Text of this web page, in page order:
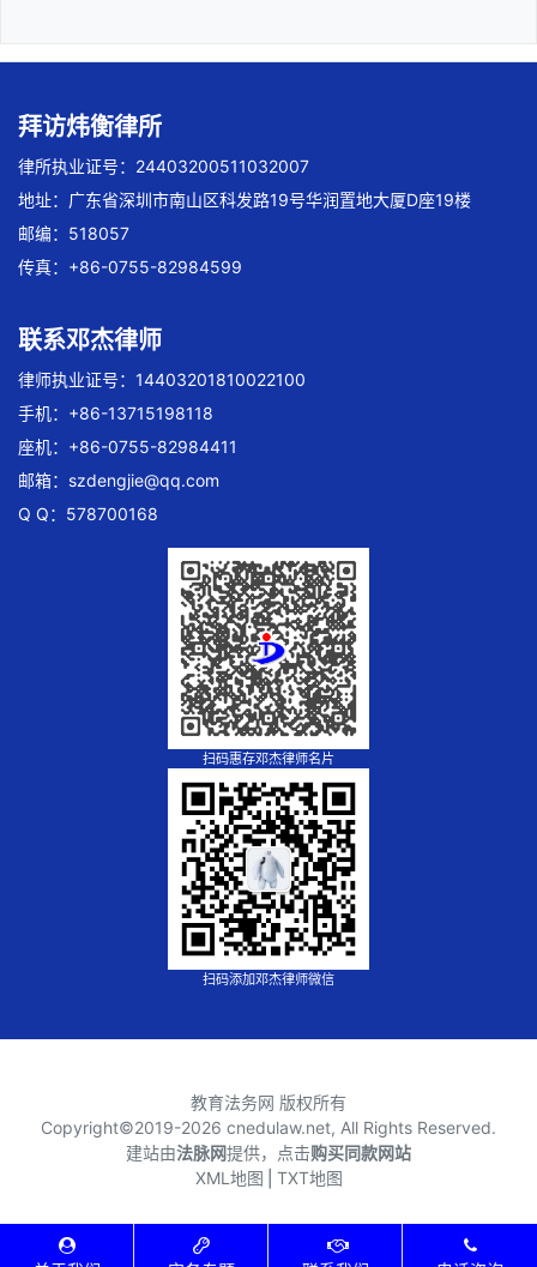
拜访炜衡律所
律所执业证号：24403200511032007
地址：广东省深圳市南山区科发路19号华润置地大厦D座19楼
邮编：518057
传真：+86-0755-82984599
联系邓杰律师
律师执业证号：14403201810022100
手机：+86-13715198118
座机：+86-0755-82984411
邮箱： szdengjie@qq.com
Q Q：578700168
扫码惠存邓杰律师名片
扫码添加邓杰律师微信
教育法务网 版权所有
Copyright©2019-2026 cnedulaw.net, All Rights Reserved.
建站由法脉网提供，点击购买同款网站
XML地图 TXT地图